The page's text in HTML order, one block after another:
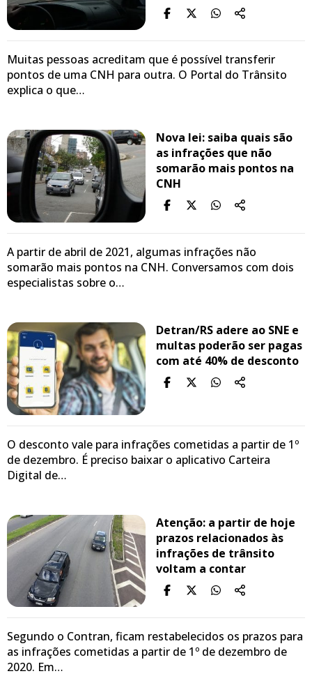
Muitas pessoas acreditam que é possível transferir
pontos de uma CNH para outra. O Portal do Trânsito
explica o que…
Nova lei: saiba quais são
as infrações que não
somarão mais pontos na
CNH
A partir de abril de 2021, algumas infrações não
somarão mais pontos na CNH. Conversamos com dois
especialistas sobre o…
Detran/RS adere ao SNE e
multas poderão ser pagas
com até 40% de desconto
O desconto vale para infrações cometidas a partir de 1º
de dezembro. É preciso baixar o aplicativo Carteira
Digital de…
Atenção: a partir de hoje
prazos relacionados às
infrações de trânsito
voltam a contar
Segundo o Contran, ficam restabelecidos os prazos para
as infrações cometidas a partir de 1º de dezembro de
2020. Em…